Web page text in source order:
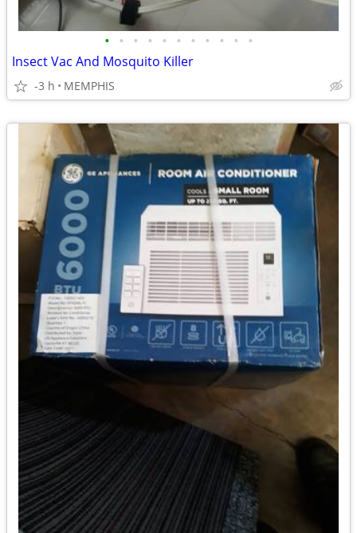
• • • • • • • • • • •
Insect Vac And Mosquito Killer
-3 h MEMPHIS